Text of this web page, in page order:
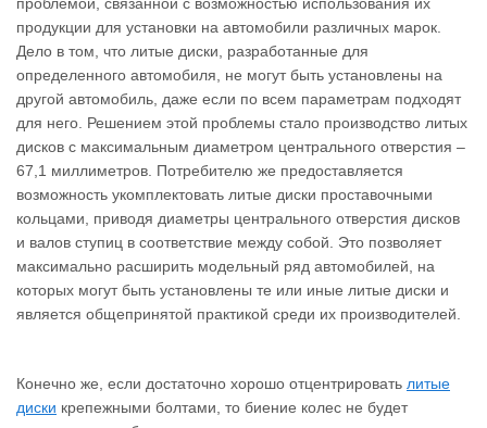
продукции для установки на автомобили различных марок.
Дело в том, что литые диски, разработанные для
определенного автомобиля, не могут быть установлены на
другой автомобиль, даже если по всем параметрам подходят
для него. Решением этой проблемы стало производство литых
дисков с максимальным диаметром центрального отверстия –
67,1 миллиметров. Потребителю же предоставляется
возможность укомплектовать литые диски проставочными
кольцами, приводя диаметры центрального отверстия дисков
и валов ступиц в соответствие между собой. Это позволяет
максимально расширить модельный ряд автомобилей, на
которых могут быть установлены те или иные литые диски и
является общепринятой практикой среди их производителей.
Конечно же, если достаточно хорошо отцентрировать литые
диски крепежными болтами, то биение колес не будет